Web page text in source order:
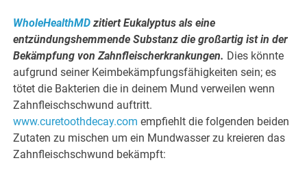
WholeHealthMDzitiert Eukalyptus als eine
entzündungshemmende Substanz die großartig ist in der
Bekämpfung von Zahnfleischerkrankungen. Dies könnte
aufgrund seiner Keimbekämpfungsfähigkeiten sein; es
tötet die Bakterien die in deinem Mund verweilen wenn
Zahnfleischschwund auftritt.
www.curetoothdecay.com empfiehlt die folgenden beiden
Zutaten zu mischen um ein Mundwasser zu kreieren das
Zahnfleischschwund bekämpft: